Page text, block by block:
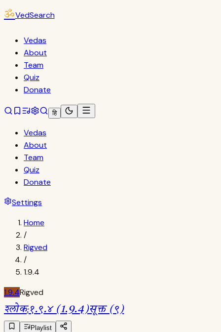
ॐVedSearch
Vedas
About
Team
Quiz
Donate
हि
Vedas
About
Team
Quiz
Donate
Settings
Home
/
Rigved
/
1.9.4
1.9.4Rigved
श्लोक:१.९.४ (1.9.4)सूक्त (९)
Playlist